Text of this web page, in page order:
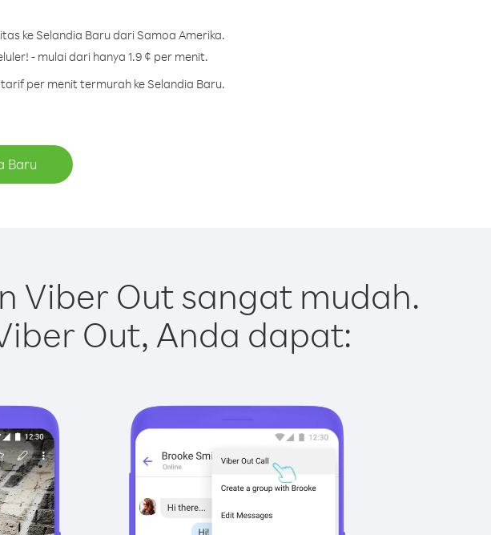
ke Selandia Baru dari Samoa Amerika.
- mulai dari hanya 1.9 ¢ per menit.
per menit termurah ke Selandia Baru.
Baru
Viber Out sangat mudah.
Out, Anda dapat: